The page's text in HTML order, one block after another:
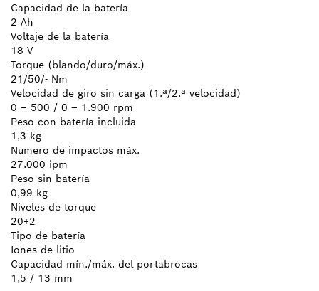
Capacidad de la batería
2 Ah
Voltaje de la batería
18 V
Torque (blando/duro/máx.)
21/50/- Nm
Velocidad de giro sin carga (1.ª/2.ª velocidad)
0 – 500 / 0 – 1.900 rpm
Peso con batería incluida
1,3 kg
Número de impactos máx.
27.000 ipm
Peso sin batería
0,99 kg
Niveles de torque
20+2
Tipo de batería
Iones de litio
Capacidad mín./máx. del portabrocas
1,5 / 13 mm